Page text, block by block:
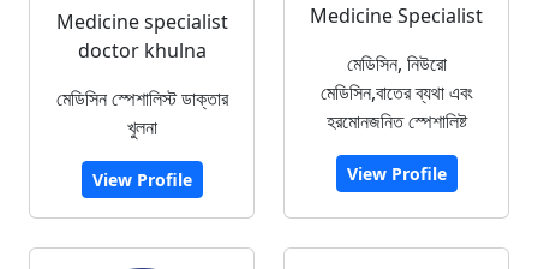
Medicine specialist
doctor khulna
মেডিসিন স্পেশালিস্ট ডাক্তার
খুলনা
View Profile
Medicine Specialist
মেডিসিন, নিউরো
মেডিসিন,বাতের ব্যথা এবং
হরমোনজনিত স্পেশালিষ্ট
View Profile